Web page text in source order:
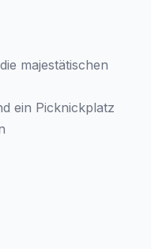
majestätischen
ein Picknickplatz